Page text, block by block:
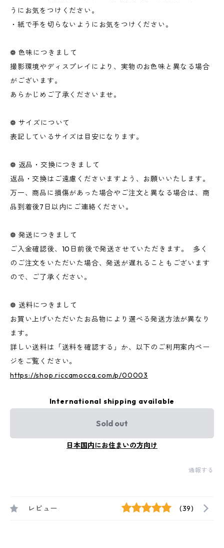
うにお気をつけください。
・紙で手を切らないようにお気をつけください。
❁ 色味につきまして
撮影環境やディスプレイにより、実物のお色味と異なる場合
がございます。
あらかじめご了承くださいませ。
❁ サイズについて
表記しているサイズは目安になります。
❁ 返品・交換につきまして
返品・交換はご遠慮くださいますよう、お願いいたします。
万一、商品に損傷があった場合やご注文と異なる場合は、商
品到着後7日以内にご連絡ください。
❁ 発送につきまして
ご入金確認後、10日前後で発送させていただきます。 多く
のご注文をいただいた場合、発送が遅れることもございます
ので、ご了承ください。
❁ 送料につきまして
お買い上げいただいたお品物により選べる発送方法が異なり
ます。
詳しい送料は「送料を確認する」か、以下のご利用案内ペー
ジをご覧ください。
https://shop.riccamocca.com/p/00003
International shipping available
Sold out
日本国内にお住まいの方向け
通報する
レビュー (39)